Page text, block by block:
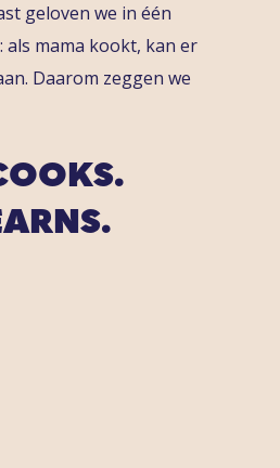
geloven we in één
als mama kookt, kan er
Daarom zeggen we